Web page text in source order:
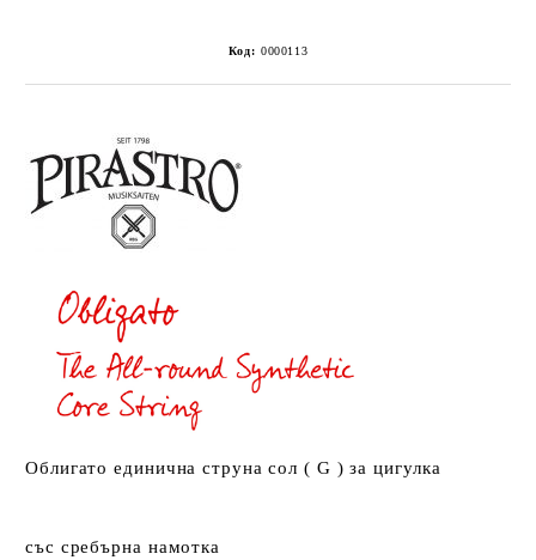
Код: 0000113
Облигато единична струна сол ( G ) за цигулка
със сребърна намотка